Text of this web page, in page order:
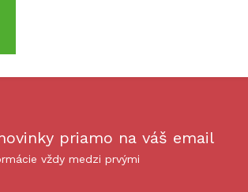
priamo na váš email
vždy medzi prvými